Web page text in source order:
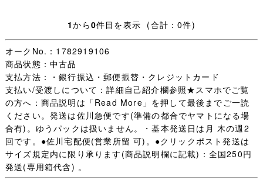
評価新規の方は［責任をもって取引する］ことをご入札前
に質問欄からお約束ください。
(「 入札します 」だけは不可 お約束のない場合は残念です
が入札をお取り消しすることがあります。)
未連絡 未入金 キャンセルの多くが評価新規の方で、本当
に困っています。
（いたずら落札は随時必ず管理人様へID報告します。)
迷惑な方はごく一部で評価新規の殆どの方は問題なく取引
が完了します。
1から0件目を表示 (合計：0件)
オークNo.：1782919106
商品状態：中古品
支払方法：・銀行振込・郵便振替・クレジットカード
支払い/受渡しについて：詳細自己紹介欄参照★スマホでご覧
の方へ：商品説明は「Read More」を押して最後までご一読
ください。発送は佐川急便です(準備の都合でヤマトになる場
合有)。ゆうパックは扱いません。・基本発送日は月 木の週2
回です。●佐川宅配便(営業所留 可)。●クリックポスト発送は
サイズ規定内に限り承ります(商品説明欄に記載)：全国250円
発送(専用箱代含) 。